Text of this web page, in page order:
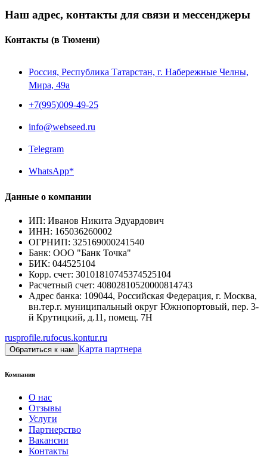
Наш адрес, контакты для связи и мессенджеры
Контакты (в Тюмени)
Россия, Республика Татарстан, г. Набережные Челны,
Мира, 49a
+7(995)009-49-25
info@webseed.ru
Telegram
WhatsApp*
Данные о компании
ИП: Иванов Никита Эдуардович
ИНН: 165036260002
ОГРНИП: 325169000241540
Банк: ООО "Банк Точка"
БИК: 044525104
Корр. счет: 30101810745374525104
Расчетный счет: 40802810520000814743
Адрес банка: 109044, Российская Федерация, г. Москва,
вн.тер.г. муниципальный округ Южнопортовый, пер. 3-
й Крутицкий, д.11, помещ. 7Н
rusprofile.rufocus.kontur.ru
Обратиться к нам Карта партнера
Компания
О нас
Отзывы
Услуги
Партнерство
Вакансии
Контакты